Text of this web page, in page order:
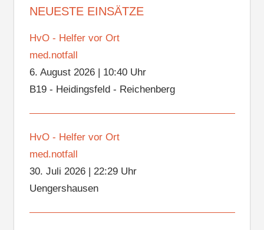
NEUESTE EINSÄTZE
HvO - Helfer vor Ort
med.notfall
6. August 2026| 10:40 Uhr
B19 - Heidingsfeld - Reichenberg
HvO - Helfer vor Ort
med.notfall
30. Juli 2026| 22:29 Uhr
Uengershausen